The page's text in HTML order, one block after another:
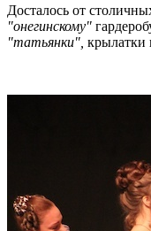
Досталось от
"онегинскому"
"татьянки",